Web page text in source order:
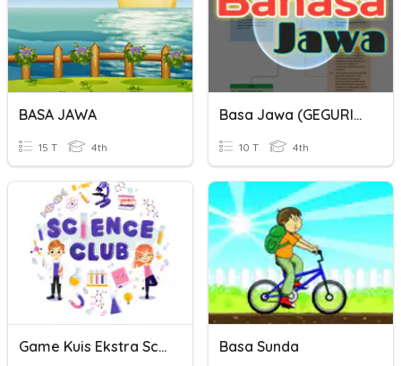
BASA JAWA
15 T 4th
Basa Jawa (GEGURITAN)
10 T 4th
Game Kuis Ekstra Science Club Basa Sunda